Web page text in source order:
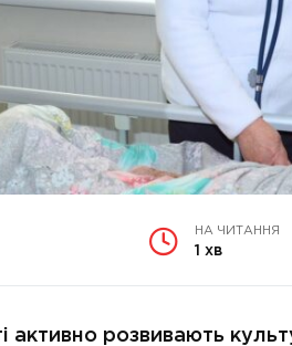
НА ЧИТАННЯ
1 хв
активно розвивають